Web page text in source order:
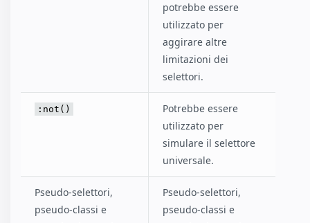
potrebbe essere
utilizzato per
aggirare altre
limitazioni dei
selettori.
:not()
Potrebbe essere
utilizzato per
simulare il selettore
universale.
Pseudo-selettori,
pseudo-classi e
Pseudo-selettori,
pseudo-classi e